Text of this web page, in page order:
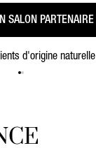
SALON PARTENAIRE
d'origine naturelle